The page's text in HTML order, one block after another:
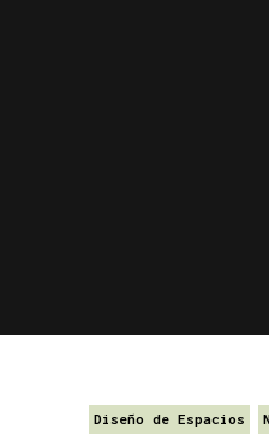
Diseño de Espacios